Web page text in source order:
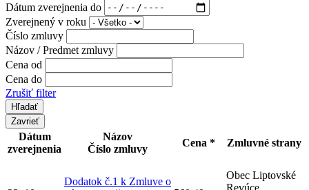
Dátum zverejnenia do
Zverejnený v roku
Číslo zmluvy
Názov / Predmet zmluvy
Cena od
Cena do
Zrušiť filter
Zavrieť
Dátum
zverejnenia
Názov
Číslo zmluvy
Cena * Zmluvné strany
Dodatok č.1 k Zmluve o
Obec Liptovské
Revúce